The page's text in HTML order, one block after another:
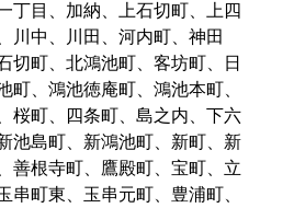
丁目、加納、上石切町、上四
川中、川田、河内町、神田
切町、北鴻池町、客坊町、日
町、鴻池徳庵町、鴻池本町、
桜町、四条町、島之内、下六
池島町、新鴻池町、新町、新
善根寺町、鷹殿町、宝町、立
串町東、玉串元町、豊浦町、